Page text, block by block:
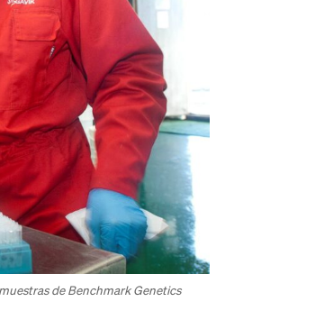
de Benchmark Genetics